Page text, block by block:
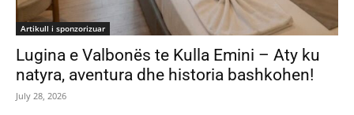
Artikull i sponzorizuar
Lugina e Valbonës te Kulla Emini – Aty ku
natyra, aventura dhe historia bashkohen!
July 28, 2026